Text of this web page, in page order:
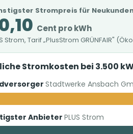
Strompreis für
Cent pro kWh
Strom, Tarif „PlusStrom GRÜNFAIR"
Stromkosten bei 3.500
Stadtwerke Ansbach
Anbieter PLUS Strom